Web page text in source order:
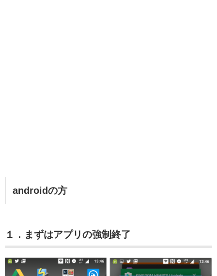
androidの方
１．まずはアプリの強制終了